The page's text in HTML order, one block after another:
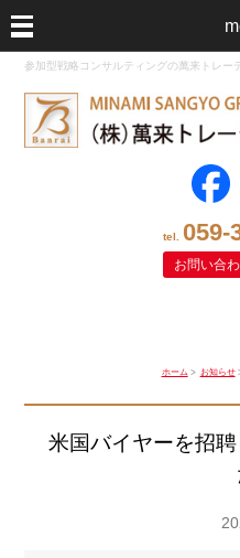
参加型戦略コンサルティングの萬来トレー
tel. 059-
お問い合
ホーム > お知らせ
米国バイヤーを招